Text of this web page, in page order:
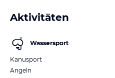
Aktivitäten
Wassersport
Kanusport
Angeln